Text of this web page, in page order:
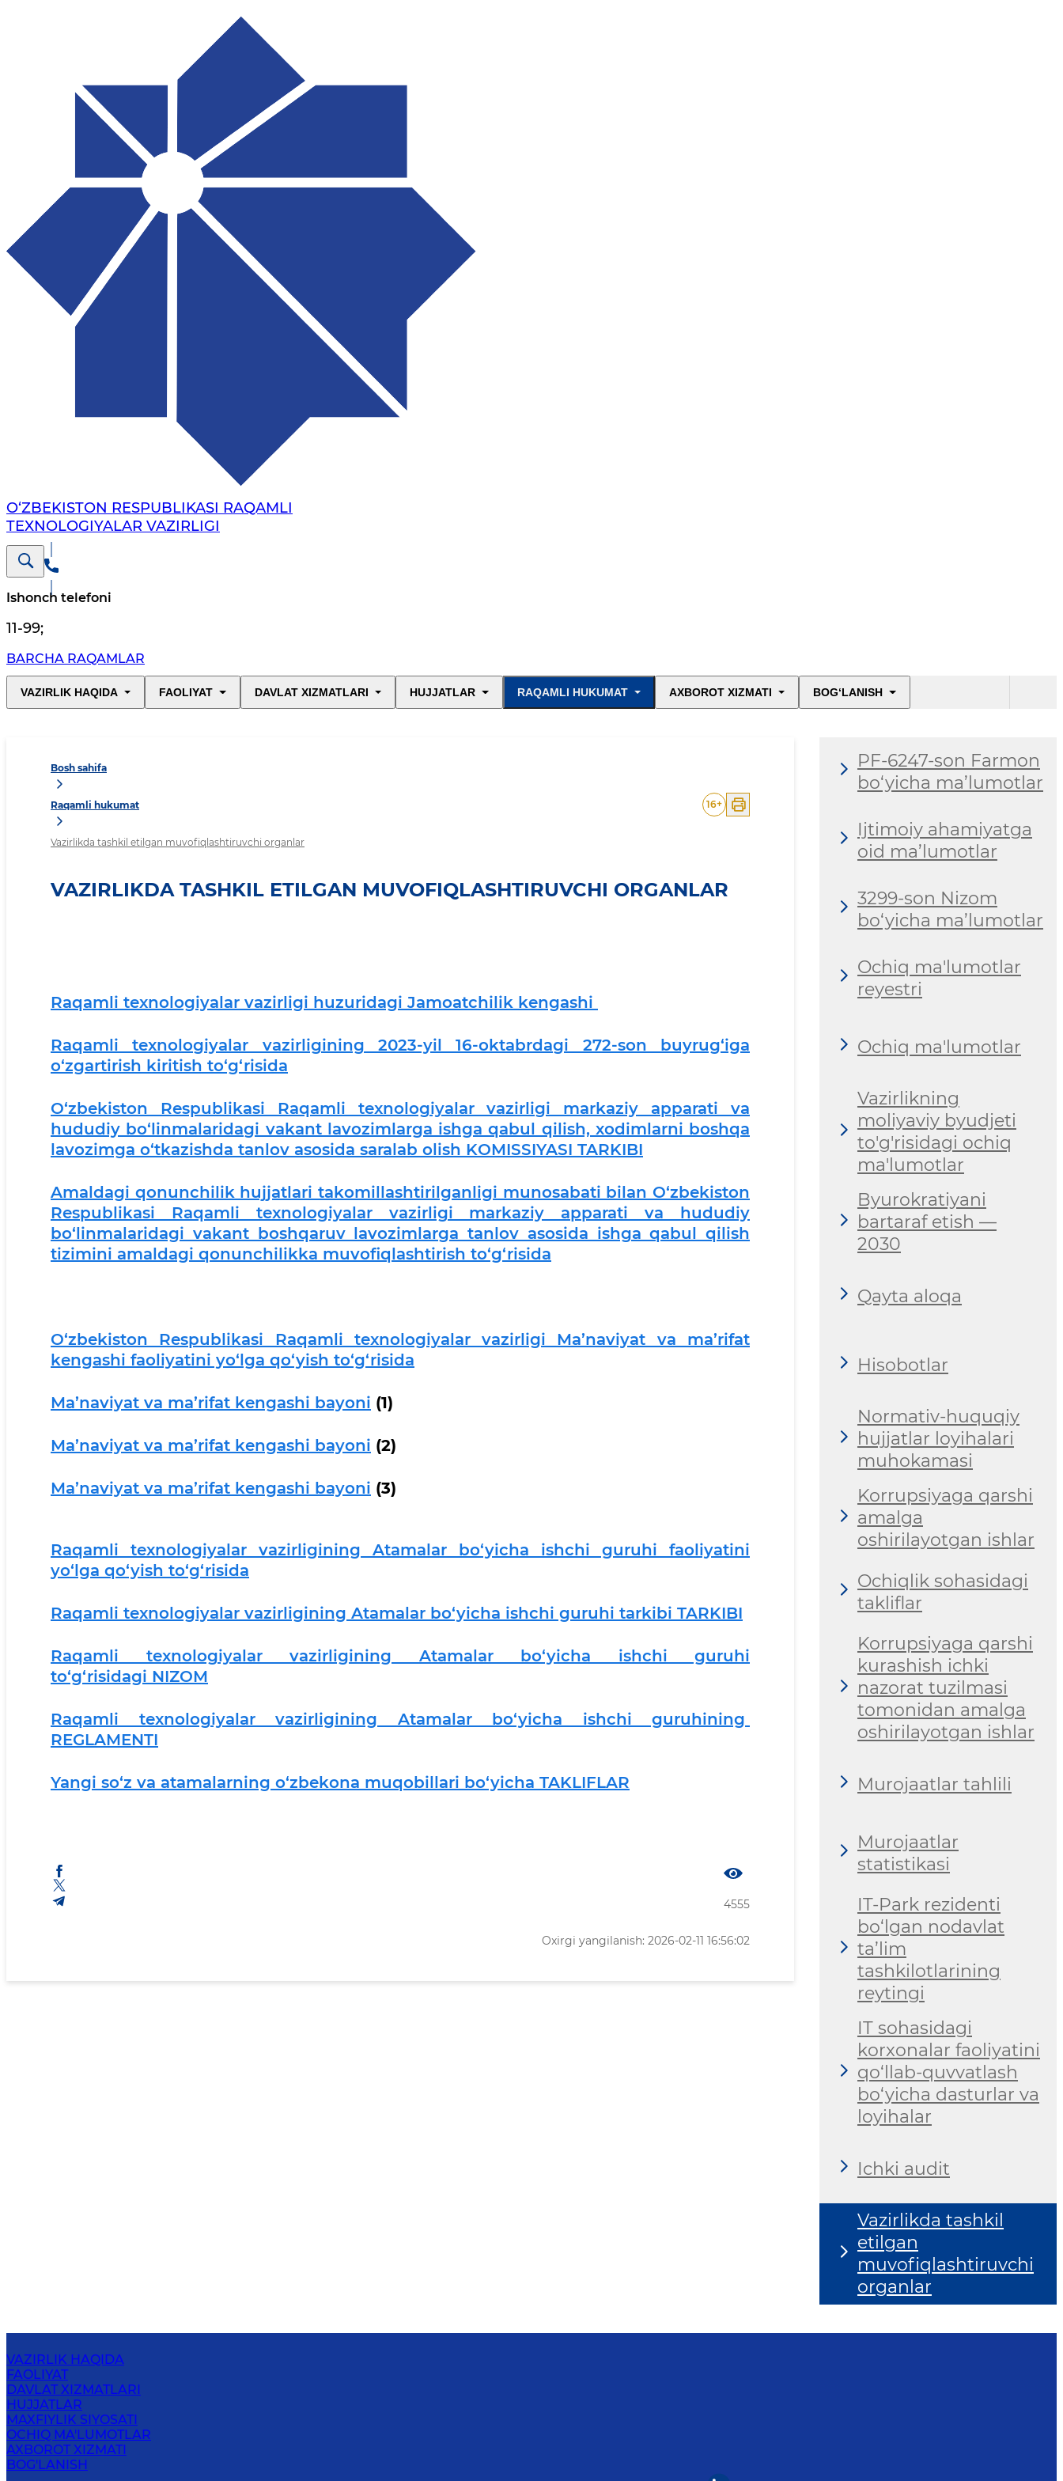
O‘ZBEKISTON RESPUBLIKASI RAQAMLI
TEXNOLOGIYALAR VAZIRLIGI
Ishonch telefoni
11-99;
BARCHA RAQAMLAR
VAZIRLIK HAQIDA FAOLIYAT DAVLAT XIZMATLARI HUJJATLAR RAQAMLI HUKUMAT AXBOROT XIZMATI BOG‘LANISH
Bosh sahifa
Raqamli hukumat
Vazirlikda tashkil etilgan muvofiqlashtiruvchi organlar
16+
VAZIRLIKDA TASHKIL ETILGAN MUVOFIQLASHTIRUVCHI ORGANLAR
Raqamli texnologiyalar vazirligi huzuridagi Jamoatchilik kengashi
Raqamli texnologiyalar vazirligining 2023-yil 16-oktabrdagi 272-son buyrug‘iga
o‘zgartirish kiritish to‘g‘risida
O‘zbekiston Respublikasi Raqamli texnologiyalar vazirligi markaziy apparati va
hududiy bo‘linmalaridagi vakant lavozimlarga ishga qabul qilish, xodimlarni boshqa
lavozimga o‘tkazishda tanlov asosida saralab olish KOMISSIYASI TARKIBI
Amaldagi qonunchilik hujjatlari takomillashtirilganligi munosabati bilan O‘zbekiston
Respublikasi Raqamli texnologiyalar vazirligi markaziy apparati va hududiy
bo‘linmalaridagi vakant boshqaruv lavozimlarga tanlov asosida ishga qabul qilish
tizimini amaldagi qonunchilikka muvofiqlashtirish to‘g‘risida
O‘zbekiston Respublikasi Raqamli texnologiyalar vazirligi Ma’naviyat va ma’rifat
kengashi faoliyatini yo‘lga qo‘yish to‘g‘risida
Ma’naviyat va ma’rifat kengashi bayoni (1)
Ma’naviyat va ma’rifat kengashi bayoni (2)
Ma’naviyat va ma’rifat kengashi bayoni (3)
Raqamli texnologiyalar vazirligining Atamalar bo‘yicha ishchi guruhi faoliyatini
yo‘lga qo‘yish to‘g‘risida
Raqamli texnologiyalar vazirligining Atamalar bo‘yicha ishchi guruhi tarkibi TARKIBI
Raqamli texnologiyalar vazirligining Atamalar bo‘yicha ishchi guruhi
to‘g‘risidagi NIZOM
Raqamli texnologiyalar vazirligining Atamalar bo‘yicha ishchi guruhining
REGLAMENTI
Yangi so‘z va atamalarning o‘zbekona muqobillari bo‘yicha TAKLIFLAR
4555
Oxirgi yangilanish: 2026-02-11 16:56:02
PF-6247-son Farmon
bo‘yicha ma’lumotlar
Ijtimoiy ahamiyatga
oid ma’lumotlar
3299-son Nizom
bo‘yicha ma’lumotlar
Ochiq ma'lumotlar
reyestri
Ochiq ma'lumotlar
Vazirlikning
moliyaviy byudjeti
to'g'risidagi ochiq
ma'lumotlar
Byurokratiyani
bartaraf etish —
2030
Qayta aloqa
Hisobotlar
Normativ-huquqiy
hujjatlar loyihalari
muhokamasi
Korrupsiyaga qarshi
amalga
oshirilayotgan ishlar
Ochiqlik sohasidagi
takliflar
Korrupsiyaga qarshi
kurashish ichki
nazorat tuzilmasi
tomonidan amalga
oshirilayotgan ishlar
Murojaatlar tahlili
Murojaatlar
statistikasi
IT-Park rezidenti
bo‘lgan nodavlat
ta’lim
tashkilotlarining
reytingi
IT sohasidagi
korxonalar faoliyatini
qo‘llab-quvvatlash
bo‘yicha dasturlar va
loyihalar
Ichki audit
Vazirlikda tashkil
etilgan
muvofiqlashtiruvchi
organlar
VAZIRLIK HAQIDA
FAOLIYAT
DAVLAT XIZMATLARI
HUJJATLAR
MAXFIYLIK SIYOSATI
OCHIQ MA'LUMOTLAR
AXBOROT XIZMATI
BOG'LANISH